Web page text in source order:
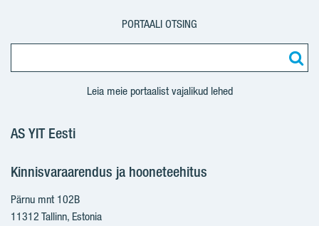
PORTAALI OTSING
Leia meie portaalist vajalikud lehed
AS YIT Eesti
Kinnisvaraarendus ja hooneteehitus
Pärnu mnt 102B
11312 Tallinn, Estonia